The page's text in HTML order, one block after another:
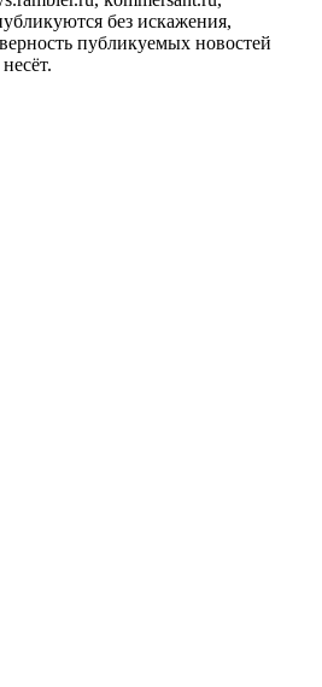
без искажения,
публикуемых новостей